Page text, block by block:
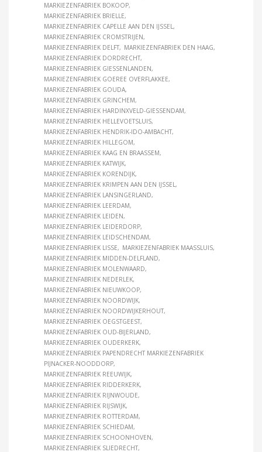
MARKIEZENFABRIEK BOKOOP
MARKIEZENFABRIEK BRIELLE
MARKIEZENFABRIEK CAPELLE AAN DEN IJSSEL
MARKIEZENFABRIEK CROMSTRIJEN
MARKIEZENFABRIEK DELFT
MARKIEZENFABRIEK DEN HAAG
MARKIEZENFABRIEK DORDRECHT
MARKIEZENFABRIEK GIESSENLANDEN
MARKIEZENFABRIEK GOEREE OVERFLAKKEE
MARKIEZENFABRIEK GOUDA
MARKIEZENFABRIEK GRINCHEM
MARKIEZENFABRIEK HARDINXVELD-GIESSENDAM
MARKIEZENFABRIEK HELLEVOETSLUIS
MARKIEZENFABRIEK HENDRIK-IDO-AMBACHT
MARKIEZENFABRIEK HILLEGOM
MARKIEZENFABRIEK KAAG EN BRAASSEM
MARKIEZENFABRIEK KATWIJK
MARKIEZENFABRIEK KORENDIJK
MARKIEZENFABRIEK KRIMPEN AAN DEN IJSSEL
MARKIEZENFABRIEK LANSINGERLAND
MARKIEZENFABRIEK LEERDAM
MARKIEZENFABRIEK LEIDEN
MARKIEZENFABRIEK LEIDERDORP
MARKIEZENFABRIEK LEIDSCHENDAM
MARKIEZENFABRIEK LISSE
MARKIEZENFABRIEK MAASSLUIS
MARKIEZENFABRIEK MIDDEN-DELFLAND
MARKIEZENFABRIEK MOLENWAARD
MARKIEZENFABRIEK NEDERLEK
MARKIEZENFABRIEK NIEUWKOOP
MARKIEZENFABRIEK NOORDWIJK
MARKIEZENFABRIEK NOORDWIJKERHOUT
MARKIEZENFABRIEK OEGSTGEEST
MARKIEZENFABRIEK OUD-BIJERLAND
MARKIEZENFABRIEK OUDERKERK
MARKIEZENFABRIEK PAPENDRECHT MARKIEZENFABRIEK
PIJNACKER-NOODDORP
MARKIEZENFABRIEK REEUWIJK
MARKIEZENFABRIEK RIDDERKERK
MARKIEZENFABRIEK RIJNWOUDE
MARKIEZENFABRIEK RIJSWIJK
MARKIEZENFABRIEK ROTTERDAM
MARKIEZENFABRIEK SCHIEDAM
MARKIEZENFABRIEK SCHOONHOVEN
MARKIEZENFABRIEK SLIEDRECHT